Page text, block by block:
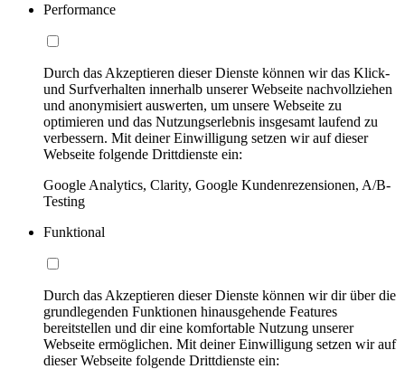
Performance
Durch das Akzeptieren dieser Dienste können wir das Klick-
und Surfverhalten innerhalb unserer Webseite nachvollziehen
und anonymisiert auswerten, um unsere Webseite zu
optimieren und das Nutzungserlebnis insgesamt laufend zu
verbessern. Mit deiner Einwilligung setzen wir auf dieser
Webseite folgende Drittdienste ein:
Google Analytics, Clarity, Google Kundenrezensionen, A/B-
Testing
Funktional
Durch das Akzeptieren dieser Dienste können wir dir über die
grundlegenden Funktionen hinausgehende Features
bereitstellen und dir eine komfortable Nutzung unserer
Webseite ermöglichen. Mit deiner Einwilligung setzen wir auf
dieser Webseite folgende Drittdienste ein: